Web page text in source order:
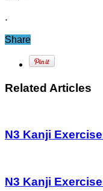
.
Share
Related Articles
N3 Kanji
N3 Kanji